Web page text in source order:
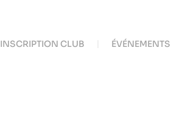
INSCRIPTION CLUB ÉVÉNEMENTS